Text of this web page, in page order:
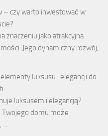
– czy warto inwestować w
znaczeniu jako atrakcyjna
Jego dynamiczny rozwój,
luksusu i elegancji do
luksusem i elegancją?
domu może